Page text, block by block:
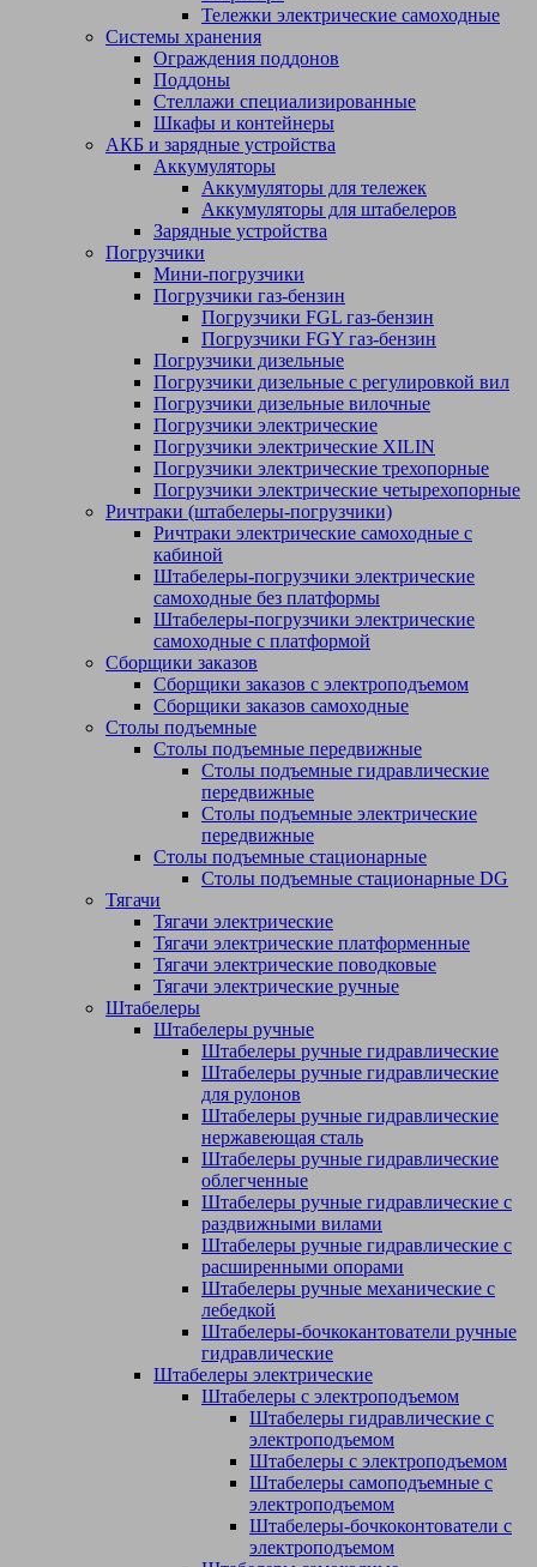
Тележки электрические самоходные
Системы хранения
Ограждения поддонов
Поддоны
Стеллажи специализированные
Шкафы и контейнеры
АКБ и зарядные устройства
Аккумуляторы
Аккумуляторы для тележек
Аккумуляторы для штабелеров
Зарядные устройства
Погрузчики
Мини-погрузчики
Погрузчики газ-бензин
Погрузчики FGL газ-бензин
Погрузчики FGY газ-бензин
Погрузчики дизельные
Погрузчики дизельные c регулировкой вил
Погрузчики дизельные вилочные
Погрузчики электрические
Погрузчики электрические XILIN
Погрузчики электрические трехопорные
Погрузчики электрические четырехопорные
Ричтраки (штабелеры-погрузчики)
Ричтраки электрические самоходные с
кабиной
Штабелеры-погрузчики электрические
самоходные без платформы
Штабелеры-погрузчики электрические
самоходные с платформой
Сборщики заказов
Сборщики заказов с электроподъемом
Сборщики заказов самоходные
Столы подъемные
Столы подъемные передвижные
Столы подъемные гидравлические
передвижные
Столы подъемные электрические
передвижные
Столы подъемные стационарные
Столы подъемные стационарные DG
Тягачи
Тягачи электрические
Тягачи электрические платформенные
Тягачи электрические поводковые
Тягачи электрические ручные
Штабелеры
Штабелеры ручные
Штабелеры ручные гидравлические
Штабелеры ручные гидравлические
для рулонов
Штабелеры ручные гидравлические
нержавеющая сталь
Штабелеры ручные гидравлические
облегченные
Штабелеры ручные гидравлические с
раздвижными вилами
Штабелеры ручные гидравлические с
расширенными опорами
Штабелеры ручные механические с
лебедкой
Штабелеры-бочкокантователи ручные
гидравлические
Штабелеры электрические
Штабелеры с электроподъемом
Штабелеры гидравлические c
электроподъемом
Штабелеры с электроподъемом
Штабелеры самоподъемные с
электроподъемом
Штабелеры-бочкоконтователи с
электроподъемом